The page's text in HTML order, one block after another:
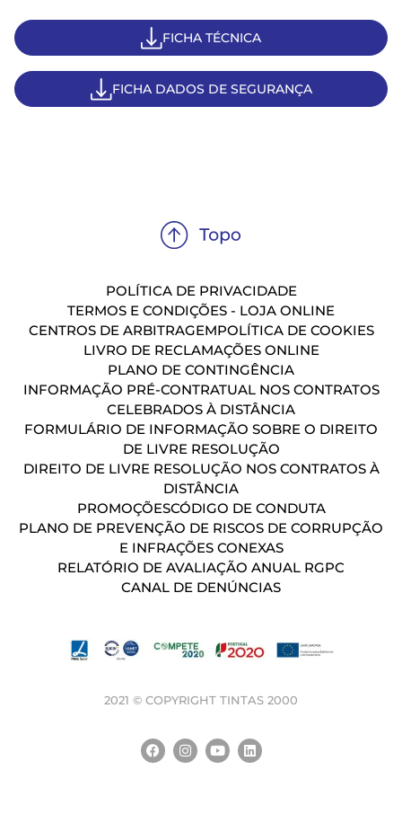
FICHA TÉCNICA
FICHA DADOS DE SEGURANÇA
POLÍTICA DE PRIVACIDADE
TERMOS E CONDIÇÕES - LOJA ONLINE
CENTROS DE ARBITRAGEMPOLÍTICA DE COOKIES
LIVRO DE RECLAMAÇÕES ONLINE
PLANO DE CONTINGÊNCIA
INFORMAÇÃO PRÉ-CONTRATUAL NOS CONTRATOS
CELEBRADOS À DISTÂNCIA
FORMULÁRIO DE INFORMAÇÃO SOBRE O DIREITO
DE LIVRE RESOLUÇÃO
DIREITO DE LIVRE RESOLUÇÃO NOS CONTRATOS À
DISTÂNCIA
PROMOÇÕESCÓDIGO DE CONDUTA
PLANO DE PREVENÇÃO DE RISCOS DE CORRUPÇÃO
E INFRAÇÕES CONEXAS
RELATÓRIO DE AVALIAÇÃO ANUAL RGPC
CANAL DE DENÚNCIAS
2021 © COPYRIGHT TINTAS 2000